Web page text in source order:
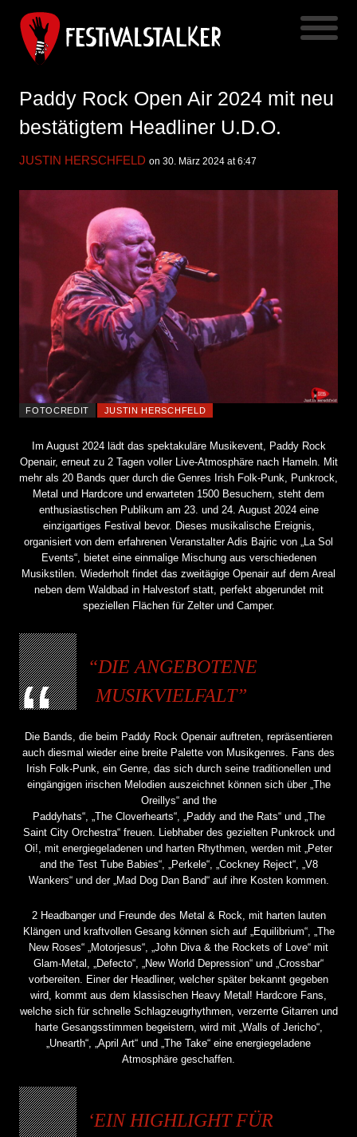
Paddy Rock Open Air 2024 mit neu
bestätigtem Headliner U.D.O.
JUSTIN HERSCHFELD on 30. März 2024 at 6:47
FOTOCREDIT JUSTIN HERSCHFELD
Im August 2024 lädt das spektakuläre Musikevent, Paddy Rock
Openair, erneut zu 2 Tagen voller Live-Atmosphäre nach Hameln. Mit
mehr als 20 Bands quer durch die Genres Irish Folk-Punk, Punkrock,
Metal und Hardcore und erwarteten 1500 Besuchern, steht dem
enthusiastischen Publikum am 23. und 24. August 2024 eine
einzigartiges Festival bevor. Dieses musikalische Ereignis,
organisiert von dem erfahrenen Veranstalter Adis Bajric von „La Sol
Events“, bietet eine einmalige Mischung aus verschiedenen
Musikstilen. Wiederholt findet das zweitägige Openair auf dem Areal
neben dem Waldbad in Halvestorf statt, perfekt abgerundet mit
speziellen Flächen für Zelter und Camper.
DIE ANGEBOTENE
MUSIKVIELFALT
Die Bands, die beim Paddy Rock Openair auftreten, repräsentieren
auch diesmal wieder eine breite Palette von Musikgenres. Fans des
Irish Folk-Punk, ein Genre, das sich durch seine traditionellen und
eingängigen irischen Melodien auszeichnet können sich über „The
Oreillys“ and the
Paddyhats“, „The Cloverhearts“, „Paddy and the Rats“ und „The
Saint City Orchestra“ freuen. Liebhaber des gezielten Punkrock und
Oi!, mit energiegeladenen und harten Rhythmen, werden mit „Peter
and the Test Tube Babies“, „Perkele“, „Cockney Reject“, „V8
Wankers“ und der „Mad Dog Dan Band“ auf ihre Kosten kommen.
2 Headbanger und Freunde des Metal & Rock, mit harten lauten
Klängen und kraftvollen Gesang können sich auf „Equilibrium“, „The
New Roses“ „Motorjesus“, „John Diva & the Rockets of Love“ mit
Glam-Metal, „Defecto“, „New World Depression“ und „Crossbar“
vorbereiten. Einer der Headliner, welcher später bekannt gegeben
wird, kommt aus dem klassischen Heavy Metal! Hardcore Fans,
welche sich für schnelle Schlagzeugrhythmen, verzerrte Gitarren und
harte Gesangsstimmen begeistern, wird mit „Walls of Jericho“,
„Unearth“, „April Art“ und „The Take“ eine energiegeladene
Atmosphäre geschaffen.
EIN HIGHLIGHT FÜR